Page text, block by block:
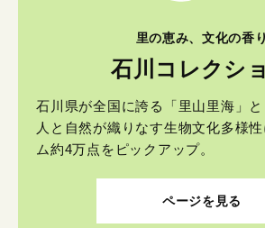
里の恵み、文化の香り
石川コレクシ
石川県が全国に誇る「里山里海」と
人と自然が織りなす生物文化多様
ム約4万点をピックアップ。
ページを見る